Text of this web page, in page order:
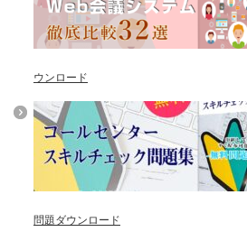
ウンロード
問題ダウンロード